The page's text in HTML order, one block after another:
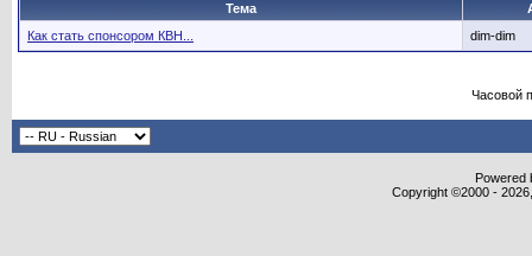
Тема
Как стать спонсором КВН...
dim-dim
Часовой
Powered
Copyright ©2000 -